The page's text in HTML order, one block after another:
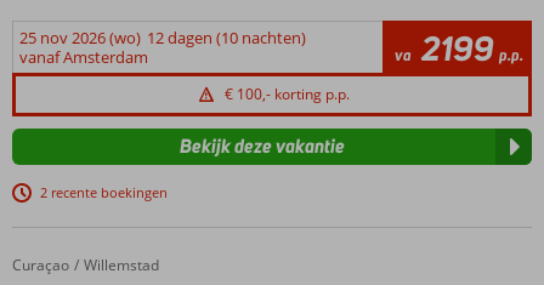
25 nov 2026 (wo) 12 dagen (10 nachten)
vanaf Amsterdam
va 2199 p.p.
€ 100,- korting p.p.
2 recente boekingen
Bekijk deze vakantie
Home
Curaçao Willemstad
Cruise Only van IJmuiden naar Curaçao